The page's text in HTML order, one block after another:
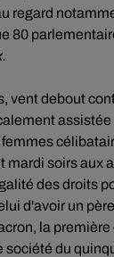
regard
80
vent debout
assistée
mardi soirs aux
des droits
d'avoir un
la
société du